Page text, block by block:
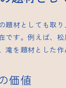
題材としても取
です。例えば、
滝を題材とした作
価値